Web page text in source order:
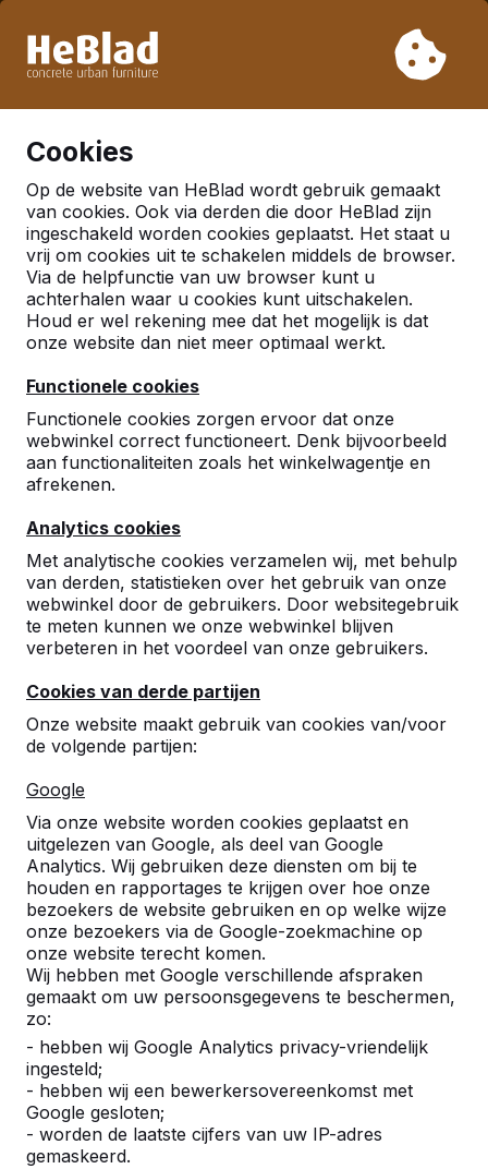
week 33. Houdt u daarom rekening met langere levertijden.
Cookies
Op de website van HeBlad wordt gebruik gemaakt
van cookies. Ook via derden die door HeBlad zijn
ingeschakeld worden cookies geplaatst. Het staat u
vrij om cookies uit te schakelen middels de browser.
Via de helpfunctie van uw browser kunt u
achterhalen waar u cookies kunt uitschakelen.
Houd er wel rekening mee dat het mogelijk is dat
onze website dan niet meer optimaal werkt.
Functionele cookies
Functionele cookies zorgen ervoor dat onze
webwinkel correct functioneert. Denk bijvoorbeeld
aan functionaliteiten zoals het winkelwagentje en
afrekenen.
Analytics cookies
Met analytische cookies verzamelen wij, met behulp
van derden, statistieken over het gebruik van onze
webwinkel door de gebruikers. Door websitegebruik
te meten kunnen we onze webwinkel blijven
verbeteren in het voordeel van onze gebruikers.
Cookies van derde partijen
Onze website maakt gebruik van cookies van/voor
de volgende partijen:
Google
Via onze website worden cookies geplaatst en
uitgelezen van Google, als deel van Google
Analytics. Wij gebruiken deze diensten om bij te
houden en rapportages te krijgen over hoe onze
bezoekers de website gebruiken en op welke wijze
onze bezoekers via de Google-zoekmachine op
onze website terecht komen.
Wij hebben met Google verschillende afspraken
gemaakt om uw persoonsgegevens te beschermen,
zo:
- hebben wij Google Analytics privacy-vriendelijk
ingesteld;
- hebben wij een bewerkersovereenkomst met
Google gesloten;
- worden de laatste cijfers van uw IP-adres
gemaskeerd.
Al meer dan 30.000 producten verkocht
Nederland
Referenties in:Franeker
Geen reviews gevonden voor deze
locatie.
Referenties
U vindt onze producten in heel Europa en
zelfs daarbuiten. Bekijk hier waar bij u in de
buurt al een HeBlad product staat.
Product
Alles weergeven
Categorie
Alles weergeven
Zoek op plaats of postcode